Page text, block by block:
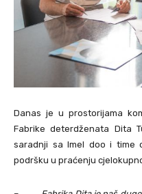
Danas je u prostorijama
Fabrike deterdženata Dita
saradnji sa Imel doo i time
podršku u praćenju